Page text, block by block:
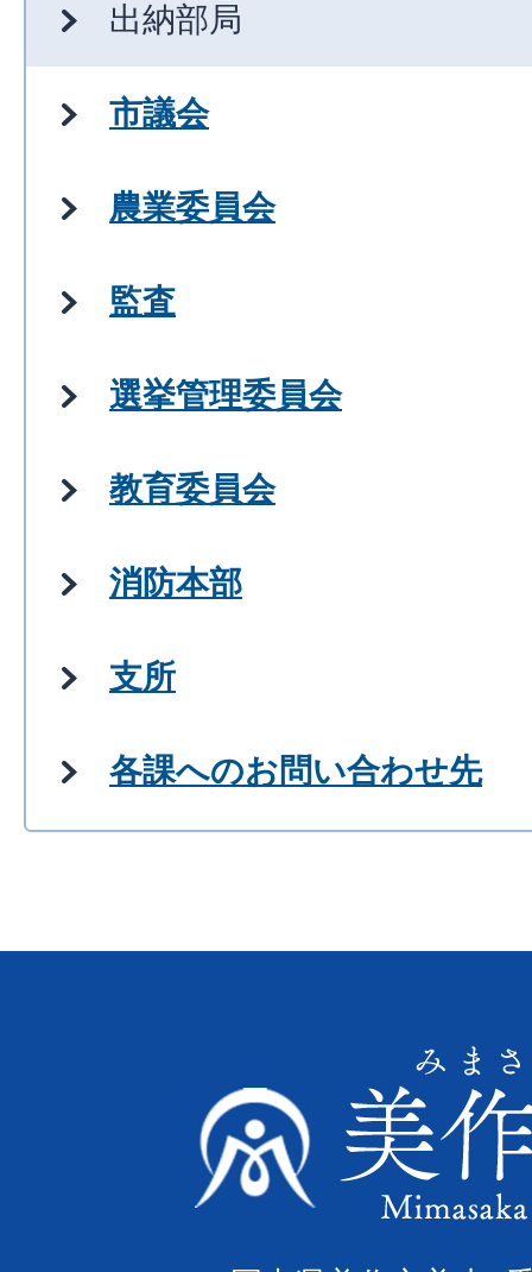
出納部局
市議会
農業委員会
監査
選挙管理委員会
教育委員会
消防本部
支所
各課へのお問い合わせ先